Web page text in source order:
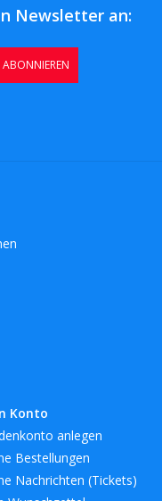
Newsletter an:
ABONNIEREN
Konto
anlegen
Bestellungen
Nachrichten (Tickets)